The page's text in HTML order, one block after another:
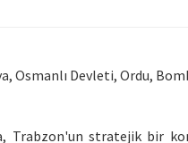
Osmanlı Devleti, Ordu,
Trabzon'un stratejik bir